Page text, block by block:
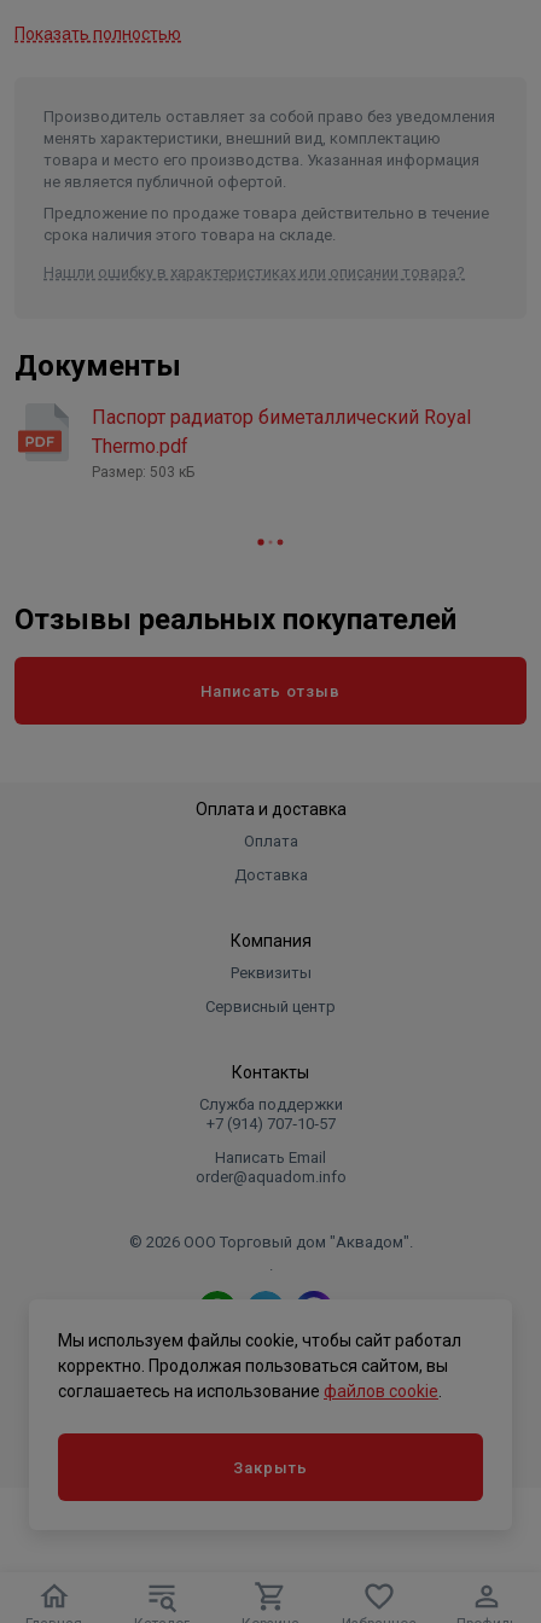
Простая установка и качество в деталях
Сделайте ваш интерьер не только теплым, но и
стильным — с радиатором INFINITY это реально!
Надежность, инновации и эксклюзивный дизайн
разрыв
Мощность 690 Вт
Присоединительный размер 1"
Показать полностью
Производитель оставляет за собой право без уведомления
менять характеристики, внешний вид, комплектацию
товара и место его производства. Указанная информация
не является публичной офертой.
Предложение по продаже товара действительно в течение
срока наличия этого товара на складе.
Нашли ошибку в характеристиках или описании товара?
Документы
Паспорт радиатор биметаллический Royal
Thermo.pdf
Размер: 503 кБ
Отзывы реальных покупателей
Написать отзыв
Оплата и доставка
Оплата
Доставка
Компания
Реквизиты
Сервисный центр
Контакты
Служба поддержки
+7 (914) 707‑10‑57
Написать Email
order@aquadom.info
© 2026 ООО Торговый дом "Аквадом".
.
Политика конфиденциальности
Мы используем файлы cookie, чтобы сайт работал
корректно. Продолжая пользоваться сайтом, вы
соглашаетесь на использование файлов cookie
Закрыть